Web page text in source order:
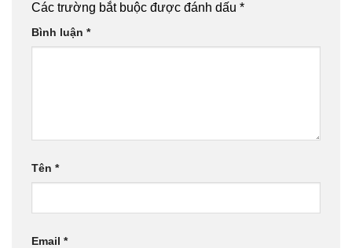
Các trường bắt buộc được đánh dấu *
Bình luận *
Tên *
Email *